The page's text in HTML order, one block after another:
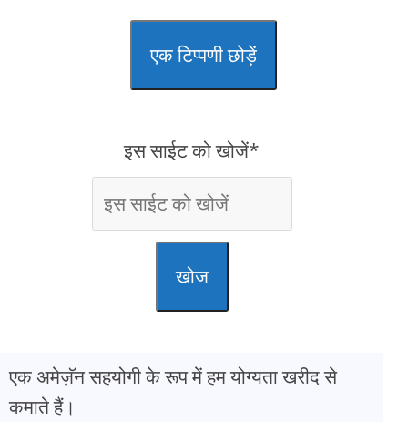
एक टिप्पणी छोड़ें
इस साईट को खोजें*
खोज
एक अमेज़ॅन सहयोगी के रूप में हम योग्यता खरीद से
कमाते हैं।